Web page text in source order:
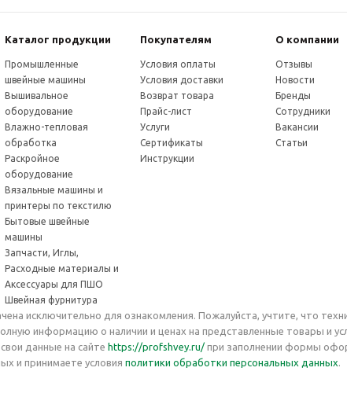
Каталог продукции
Промышленные
швейные машины
Вышивальное
оборудование
Влажно-тепловая
обработка
Раскройное
оборудование
Вязальные машины и
принтеры по текстилю
Бытовые швейные
машины
Запчасти, Иглы,
Расходные материалы и
Аксессуары для ПШО
Швейная фурнитура
Покупателям
Условия оплаты
Условия доставки
Возврат товара
Прайс-лист
Услуги
Сертификаты
Инструкции
О компании
Отзывы
Новости
Бренды
Сотрудники
Вакансии
Статьи
исключительно для ознакомления. Пожалуйста, учтите, что
информацию о наличии и ценах на представленные товары и
данные на сайте https://profshvey.ru/ при заполнении формы
и принимаете условия политики обработки персональных данных.